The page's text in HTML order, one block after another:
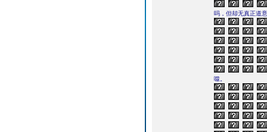
吗，但却无真正道
噬。